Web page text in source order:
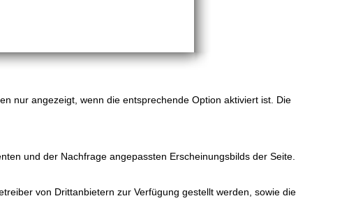
nur angezeigt, wenn die entsprechende Option aktiviert ist. Die
und der Nachfrage angepassten Erscheinungsbilds der Seite.
von Drittanbietern zur Verfügung gestellt werden, sowie die